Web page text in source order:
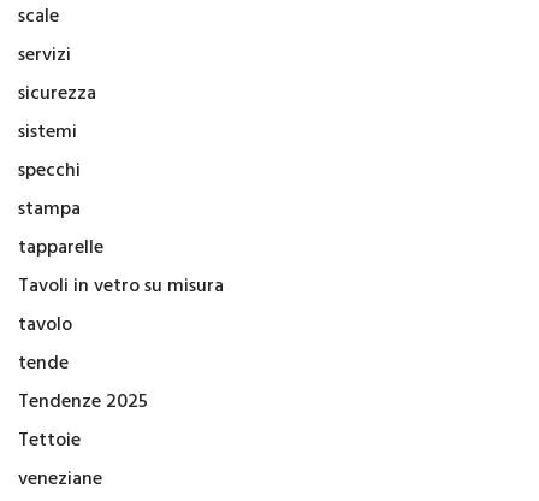
scale
servizi
sicurezza
sistemi
specchi
stampa
tapparelle
Tavoli in vetro su misura
tavolo
tende
Tendenze 2025
Tettoie
veneziane